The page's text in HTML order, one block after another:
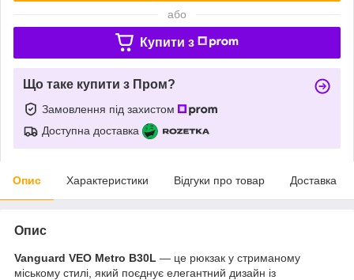
або
Купити з
Що таке купити з Пром?
Замовлення під захистом
Доступна доставка
Опис Характеристики Відгуки про товар Доставка
Опис
Vanguard VEO Metro B30L — це рюкзак у стриманому
міському стилі, який поєднує елегантний дизайн із